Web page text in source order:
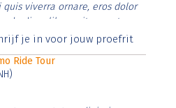
quis viverra ornare, eros dolor
diam libero vitae erat.
justo cursus id rutrum lorem
je in voor jouw proefrit
Ride Tour